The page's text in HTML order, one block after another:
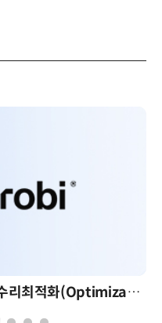
AI 시대의 의사결정을 바꾸는 수리최적화(Optimization): 실제 산업 적용 사례와 활용 전략